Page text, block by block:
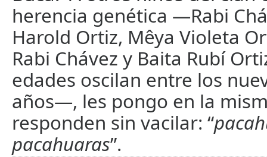
herencia genética —Rabi
Harold Ortiz, Mêya Violeta
Rabi Chávez y Baita Rubí
edades oscilan entre los
años—, les pongo en la
responden sin vacilar: “
pacahuaras”.